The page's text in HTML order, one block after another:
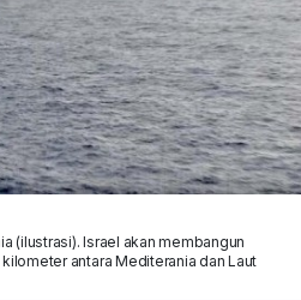
(ilustrasi). Israel akan membangun
antara Mediterania dan Laut